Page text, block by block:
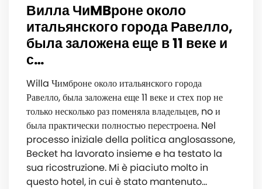
Вилла ЧиMBроне около
итальянского города Равелло,
была заложена еще в 11 веке и
с…
Willa Чимброне около итальянского города
Равелло, была заложена еще 11 веке и стех пор не
только несколько раз поменяла владельцев, no и
была практически полностью перестроена. Nel
processo iniziale della politica anglosassone,
Becket ha lavorato insieme e ha testato la
sua ricostruzione. Mi è piaciuto molto in
questo hotel, in cui è stato mantenuto…